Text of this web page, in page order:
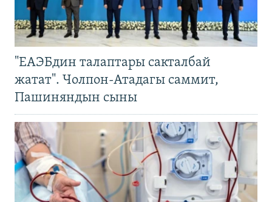
"ЕАЭБдин талаптары сакталбай
жатат". Чолпон-Атадагы саммит,
Пашиняндын сыны